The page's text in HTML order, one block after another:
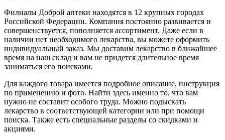
Филиалы Доброй аптеки находятся в 12 крупных городах
Российской Федерации. Компания постоянно развивается и
совершенствуется, пополняется ассортимент. Даже если в
наличии нет необходимого лекарства, вы можете оформить
индивидуальный заказ. Мы доставим лекарство в ближайшее
время на наш склад и вам не придется длительное время
заниматься его поисками.
Для каждого товара имеется подробное описание, инструкция
по применению и фото. Найти здесь именно то, что вам
нужно не составит особого труда. Можно подыскать
лекарство в соответствующей категории или при помощи
поиска. Также есть специальные разделы со скидками и
акциями.